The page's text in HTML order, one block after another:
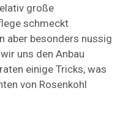
große
schmeckt
aber besonders nussig
uns den Anbau
einige Tricks, was
von Rosenkohl